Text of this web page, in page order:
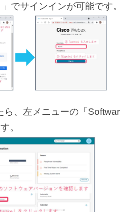
でサインインが可能です。
ら、左メニューの「Softwar
。